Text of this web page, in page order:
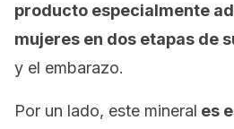
producto especialmente
mujeres en dos etapas de
y el embarazo.
Por un lado, este mineral es